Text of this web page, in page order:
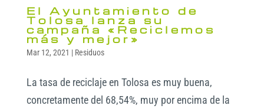
El Ayuntamiento de
Tolosa lanza su
campaña «Reciclemos
más y mejor»
Mar 12, 2021 | Residuos
La tasa de reciclaje en Tolosa es muy buena,
concretamente del 68,54%, muy por encima de la